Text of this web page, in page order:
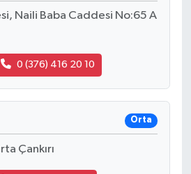
Naili Baba Caddesi No:65 A
0 (376) 416 20 10
Orta
Çankırı